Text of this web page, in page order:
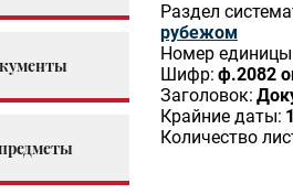
Раздел
рубежом
Номер единицы
Шифр: ф.2082
Заголовок:
Крайние даты:
Количество